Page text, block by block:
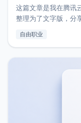
这篇文章是我在腾讯
整理为了文字版，分
了我的首个产品
自由职业